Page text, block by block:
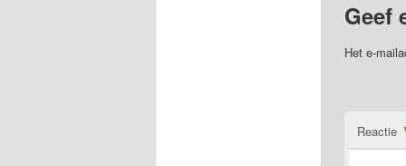
Geef
Het e-
Reactie